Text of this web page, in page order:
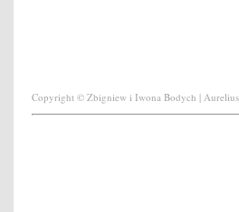
Copyright © Zbigniew i Iwona Bodych |